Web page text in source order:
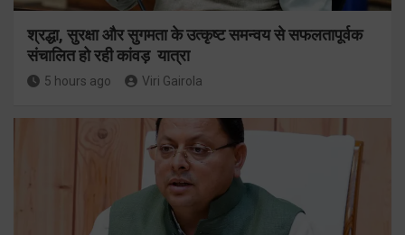
श्रद्धा, सुरक्षा और सुगमता के उत्कृष्ट समन्वय से सफलतापूर्वक
संचालित हो रही कांवड़ यात्रा
5 hours ago Viri Gairola